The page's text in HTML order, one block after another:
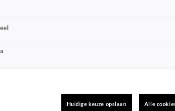
Huidige keuze opslaan Alle